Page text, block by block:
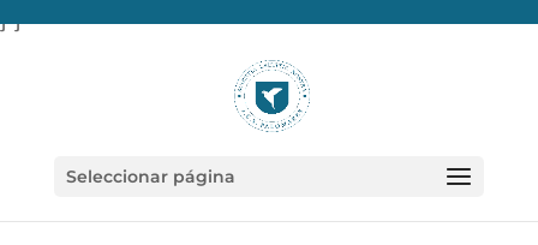
} }
Seleccionar página